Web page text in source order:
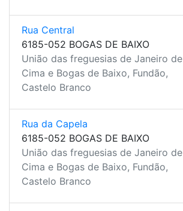
Rua Central
6185-052 BOGAS DE BAIXO
União das freguesias de Janeiro de
Cima e Bogas de Baixo, Fundão,
Castelo Branco
Rua da Capela
6185-052 BOGAS DE BAIXO
União das freguesias de Janeiro de
Cima e Bogas de Baixo, Fundão,
Castelo Branco